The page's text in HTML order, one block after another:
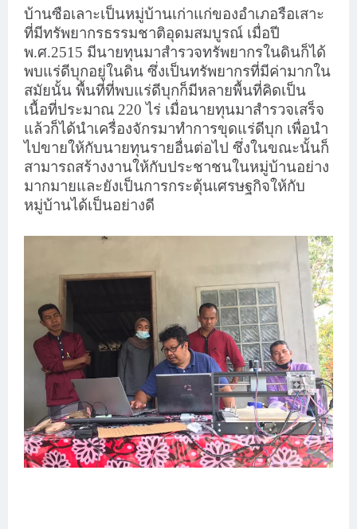
บ้านซือเลาะเป็นหมู่บ้านเก่าแก่ของอำเภอรือเสาะ
ที่มีทรัพยากรธรรมชาติอุดมสมบูรณ์ เมื่อปี
พ.ศ.2515 มีนายทุนมาสำรวจทรัพยากรในดินก็ได้
พบแร่ดีบุกอยู่ในดิน ซึ่งเป็นทรัพยากรที่มีค่ามากใน
สมัยนั้น พื้นที่ที่พบแร่ดีบุกก็มีหลายพื้นที่คิดเป็น
เนื้อที่ประมาณ 220 ไร่ เมื่อนายทุนมาสำรวจเสร็จ
แล้วก็ได้นำเครื่องจักรมาทำการขุดแร่ดีบุก เพื่อนำ
ไปขายให้กับนายทุนรายอื่นต่อไป ซึ่งในขณะนั้นก็
สามารถสร้างงานให้กับประชาชนในหมู่บ้านอย่าง
มากมายและยังเป็นการกระตุ้นเศรษฐกิจให้กับ
หมู่บ้านได้เป็นอย่างดี